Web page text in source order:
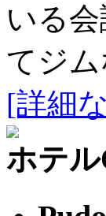
いる
てジ
[詳細
ホテ